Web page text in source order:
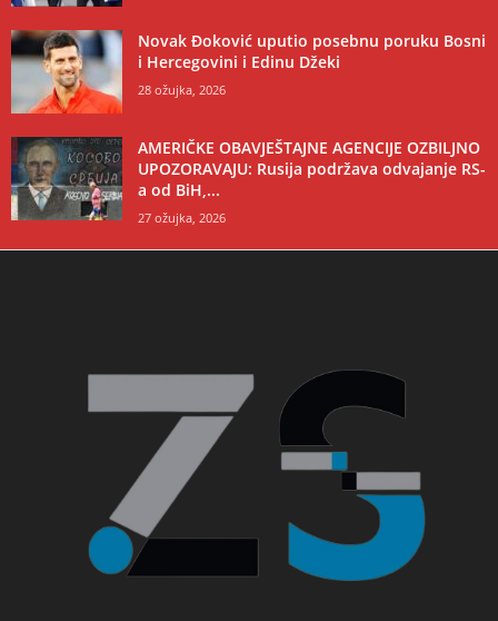
Novak Đoković uputio posebnu poruku Bosni
i Hercegovini i Edinu Džeki
28 ožujka, 2026
AMERIČKE OBAVJEŠTAJNE AGENCIJE OZBILJNO
UPOZORAVAJU: Rusija podržava odvajanje RS-
a od BiH,...
27 ožujka, 2026